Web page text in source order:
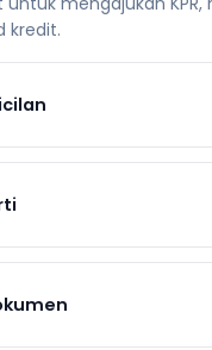
kredit.